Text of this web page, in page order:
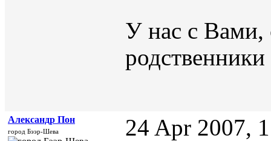
У нас с Вами,
Александр Пон
город Бээр-Шева 24 Apr 2007,